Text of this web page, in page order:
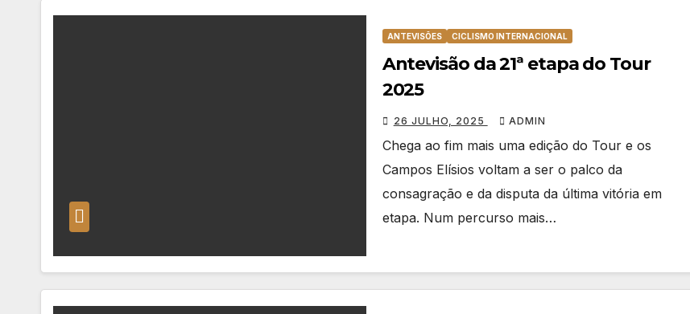
ANTEVISÕES CICLISMO INTERNACIONAL
Antevisão da 21ª etapa do Tour
2025
26 JULHO, 2025 ADMIN
Chega ao fim mais uma edição do Tour e os
Campos Elísios voltam a ser o palco da
consagração e da disputa da última vitória em
etapa. Num percurso mais…